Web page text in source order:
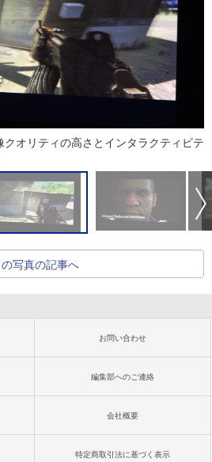
クオリティの高さとインタラクティビテ
の写真の記事へ
お問い合わせ
編集部へのご連絡
会社概要
特定商取引法に基づく表示